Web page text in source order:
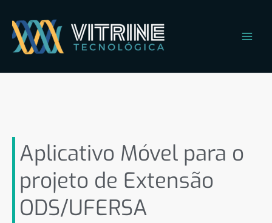
para
conteúdo
Aplicativo Móvel para o
projeto de Extensão
ODS/UFERSA